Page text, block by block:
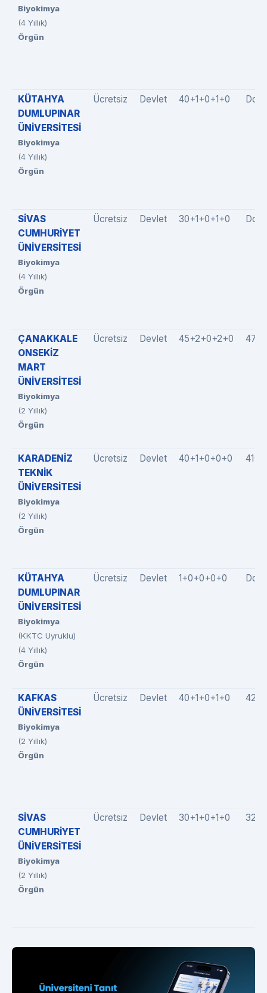
Biyokimya
(4 Yıllık)
Örgün
KÜTAHYA
DUMLUPINAR
ÜNİVERSİTESİ
Biyokimya
(4 Yıllık)
Örgün
Ücretsiz Devlet 40+1+0+1+0
SİVAS
CUMHURİYET
ÜNİVERSİTESİ
Biyokimya
(4 Yıllık)
Örgün
Ücretsiz Devlet 30+1+0+1+0
ÇANAKKALE
ONSEKİZ
MART
ÜNİVERSİTESİ
Biyokimya
(2 Yıllık)
Örgün
Ücretsiz Devlet 45+2+0+2+0
KARADENİZ
TEKNİK
ÜNİVERSİTESİ
Biyokimya
(2 Yıllık)
Örgün
Ücretsiz Devlet 40+1+0+0+0
KÜTAHYA
DUMLUPINAR
ÜNİVERSİTESİ
Biyokimya
(KKTC Uyruklu)
(4 Yıllık)
Örgün
Ücretsiz Devlet 1+0+0+0+0
KAFKAS
ÜNİVERSİTESİ
Biyokimya
(2 Yıllık)
Örgün
Ücretsiz Devlet 40+1+0+1+0
SİVAS
CUMHURİYET
ÜNİVERSİTESİ
Biyokimya
(2 Yıllık)
Örgün
Ücretsiz Devlet 30+1+0+1+0